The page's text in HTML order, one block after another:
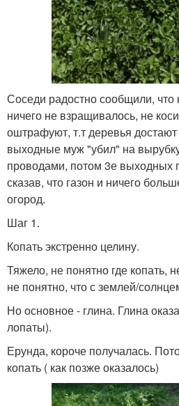
Соседи радостно сообщили, что
ничего не взращивалось, не
оштрафуют, т.т деревья
выходные муж "убил" на
проводами, потом 3е выходных
сказав, что газон и ничего
огород.
Шаг 1.
Копать экстренно целину.
Тяжело, не понятно где копать,
не понятно, что с землей/
Но основное - глина. Глина
лопаты).
Ерунда, короче получалась.
копать ( как позже оказалось)